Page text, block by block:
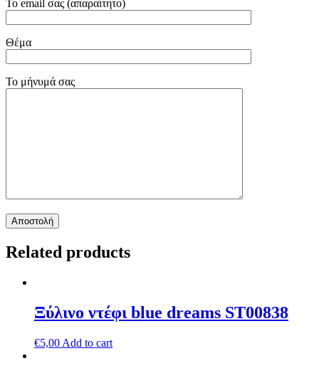
Το email σας (απαραίτητο)
Θέμα
Το μήνυμά σας
Related products
Ξύλινο ντέφι blue dreams ST00838
€5,00 Add to cart